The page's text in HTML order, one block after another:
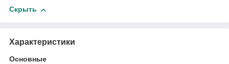
Скрыть
Характеристики
Основные